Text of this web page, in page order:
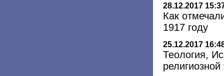
28.12.2017
Как
1917 году
25.12.2017
Теология,